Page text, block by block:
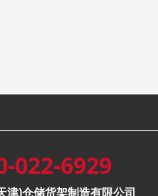
022-6929
津)仓储货架制造有限公司